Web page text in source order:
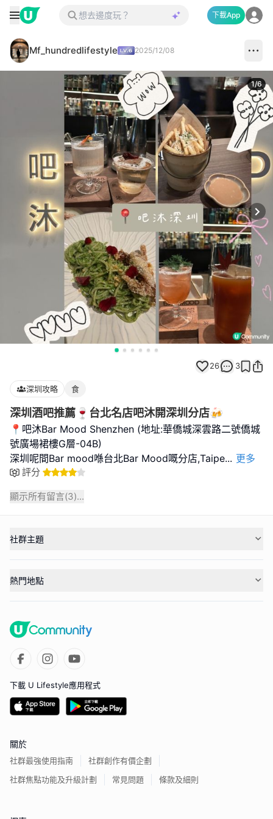
下載App
Mf_hundredlifestyle 2025/12/08
1/6
26 3
深圳攻略 食
深圳酒吧推薦🍷台北名店吧沐開深圳分店🍻
📍吧沐Bar Mood Shenzhen (地址:華僑城深雲路二號僑城
號廣場裙樓G層-04B)
深圳呢間Bar mood喺台北Bar Mood嘅分店,Taipe... 更多
評分
顯示所有留言(3)...
社群主題
熱門地點
下載 U Lifestyle應用程式
關於
社群最強使用指南
社群創作有價企劃
社群焦點功能及升級計劃
常見問題 條款及細則